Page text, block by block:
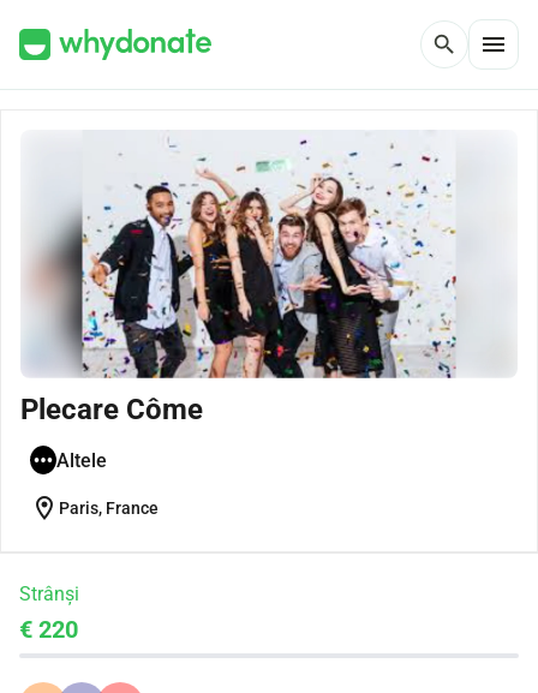
search menu
Plecare Côme
Altele
location_on Paris, France
Strânși
€ 220